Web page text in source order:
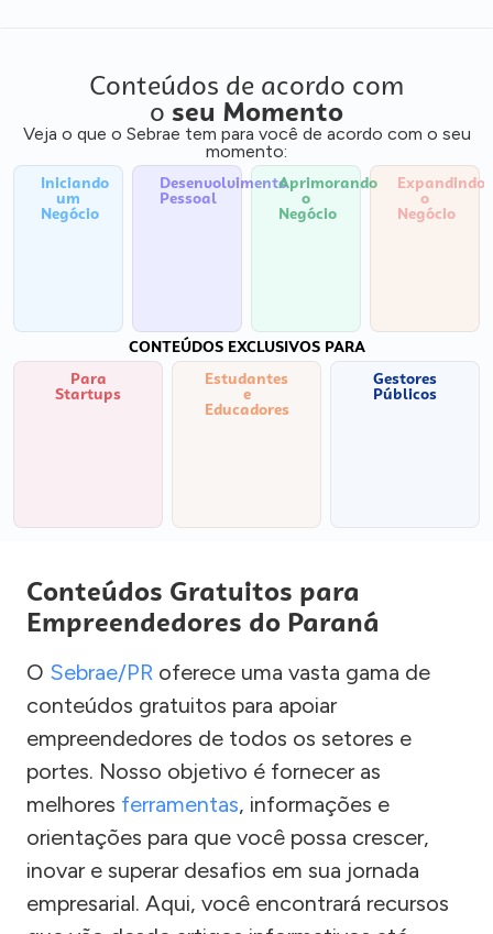
Conteúdos de acordo com
o seu Momento
Veja o que o Sebrae tem para você de acordo com o seu
momento:
Iniciando
um
Negócio
Desenvolvimento
Pessoal
Aprimorando
o
Negócio
Expandindo
o
Negócio
CONTEÚDOS EXCLUSIVOS PARA
Para
Startups
Estudantes
e
Educadores
Gestores
Públicos
Conteúdos Gratuitos para
Empreendedores do Paraná
O Sebrae/PR oferece uma vasta gama de
conteúdos gratuitos para apoiar
empreendedores de todos os setores e
portes. Nosso objetivo é fornecer as
melhores ferramentas, informações e
orientações para que você possa crescer,
inovar e superar desafios em sua jornada
empresarial. Aqui, você encontrará recursos